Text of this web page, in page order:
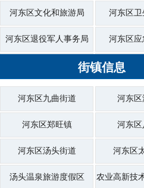
河东区文化和旅游局 河东区卫
河东区退役军人事务局 河东区应
河东区行政
街镇信息
河东区九曲街道 河东区
河东区郑旺镇 河东区
河东区汤头街道 河东区
汤头温泉旅游度假区 农业高新技